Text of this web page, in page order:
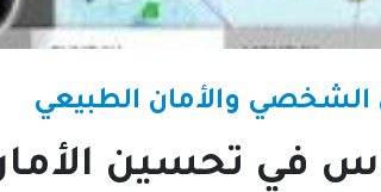
الشخصي والأمان الطبيعي
إس في تحسين